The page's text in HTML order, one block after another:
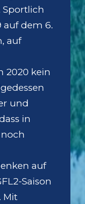
auf dem 6.
auf
2020 kein
und
in
auf
Saison
Mit